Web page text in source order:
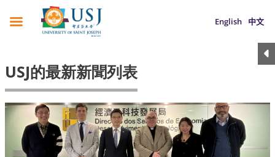
English 中文
USJ的最新新聞列表